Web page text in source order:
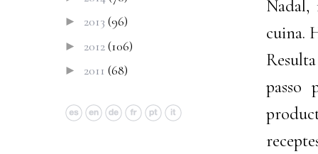
cuina.
passo
► 2013 (96)
► 2012(106)
► 2011 (68)